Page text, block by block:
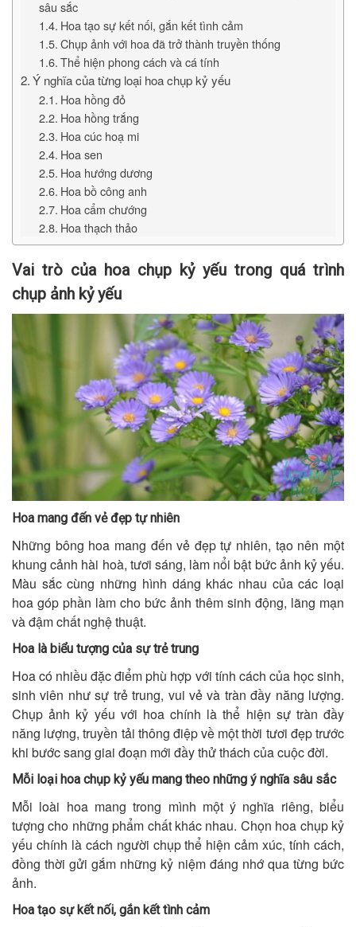
sâu sắc
Hoa tạo sự kết nối, gắn kết tình cảm
Chụp ảnh với hoa đã trở thành truyền thống
Thể hiện phong cách và cá tính
Ý nghĩa của từng loại hoa chụp kỷ yếu
Hoa hồng đỏ
Hoa hồng trắng
Hoa cúc hoạ mi
Hoa sen
Hoa hướng dương
Hoa bồ công anh
Hoa cẩm chướng
Hoa thạch thảo
Vai trò của hoa chụp kỷ yếu trong quá trình
chụp ảnh kỷ yếu
Hoa mang đến vẻ đẹp tự nhiên
Những bông hoa mang đến vẻ đẹp tự nhiên, tạo nên một
khung cảnh hài hoà, tươi sáng, làm nổi bật bức ảnh kỷ yếu.
Màu sắc cùng những hình dáng khác nhau của các loại
hoa góp phần làm cho bức ảnh thêm sinh động, lãng mạn
và đậm chất nghệ thuật.
Hoa là biểu tượng của sự trẻ trung
Hoa có nhiều đặc điểm phù hợp với tính cách của học sinh,
sinh viên như sự trẻ trung, vui vẻ và tràn đầy năng lượng.
Chụp ảnh kỷ yếu với hoa chính là thể hiện sự tràn đầy
năng lượng, truyền tải thông điệp về một thời tươi đẹp trước
khi bước sang giai đoạn mới đầy thử thách của cuộc đời.
Mỗi loại hoa chụp kỷ yếu mang theo những ý nghĩa sâu sắc
Mỗi loài hoa mang trong mình một ý nghĩa riêng, biểu
tượng cho những phẩm chất khác nhau. Chọn hoa chụp kỷ
yếu chính là cách người chụp thể hiện cảm xúc, tính cách,
đồng thời gửi gắm những kỷ niệm đáng nhớ qua từng bức
ảnh.
Hoa tạo sự kết nối, gắn kết tình cảm